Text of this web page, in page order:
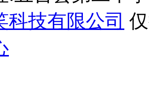
科技有限公司